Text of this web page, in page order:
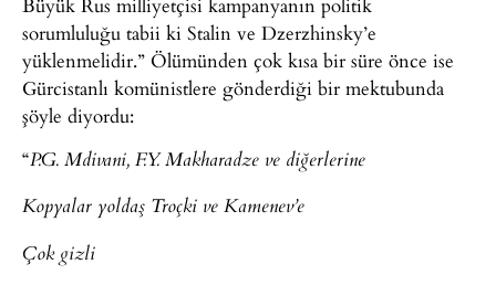
sorumluluğu tabii ki Stalin ve Dzerzhinsky’e
yüklenmelidir.” Ölümünden çok kısa bir süre önce ise
Gürcistanlı komünistlere gönderdiği bir mektubunda
şöyle diyordu:
“P.G. Mdivani, F.Y. Makharadze ve diğerlerine
Kopyalar yoldaş Troçki ve Kamenev’e
Çok gizli